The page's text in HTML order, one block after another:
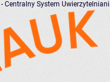
- Centralny System